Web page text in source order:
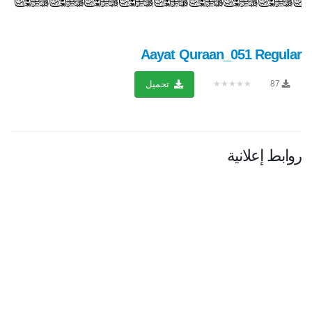
Aayat Quraan_051 Regular
87
★★★★★ تحميل
روابط إعلانية